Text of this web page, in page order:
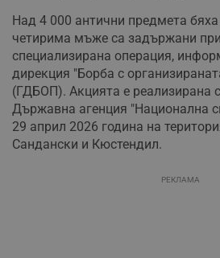
Над 4 000 антични предмета
четирима мъже са задържани
специализирана операция,
дирекция "Борба с
(ГДБОП). Акцията е реализирана
Държавна агенция "Национална
29 април 2026 година на
Сандански и Кюстендил.
РЕКЛАМА